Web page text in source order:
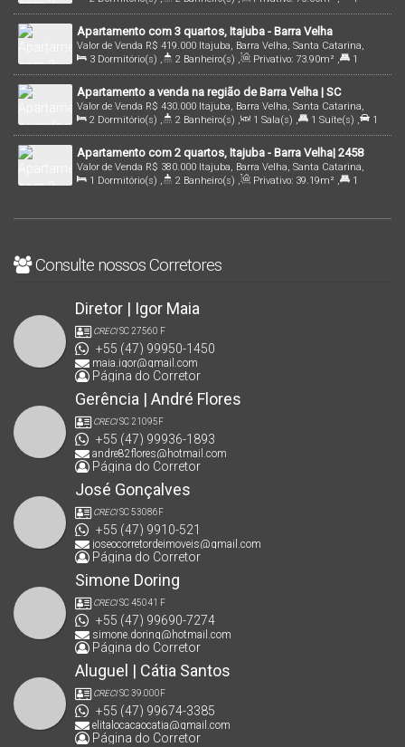
Sala(s) , 1 Suíte(s) , Total: 70.00m² , 2 Vaga(s) ,
800m
Distância do Mar , Útil: 70.00m²
Apartamento com 3 quartos, Itajuba - Barra Velha
R$ 419.000
Valor de Venda
Itajuba, Barra Velha, Santa Catarina,
Brasil
3 Dormitório(s) , 2 Banheiro(s) , Privativo: 73.90m² ,
1
Suíte(s) , Total: 90.40m² , 1 Vaga(s) , 650mDistância do Mar
Apartamento a venda na região de Barra Velha | SC
R$ 430.000
Valor de Venda
Itajuba, Barra Velha, Santa Catarina,
Brasil
2 Dormitório(s) , 2 Banheiro(s) , 1 Sala(s) , 1 Suíte(s) ,
1
Vaga(s) , 900mDistância do Mar , Útil: 68.42m²
Apartamento com 2 quartos, Itajuba - Barra Velha| 2458
R$ 380.000
Valor de Venda
Itajuba, Barra Velha, Santa Catarina,
Brasil
1 Dormitório(s) , 2 Banheiro(s) , Privativo: 39.19m² ,
1
Consulte nossos Corretores
Diretor | Igor Maia
CRECISC 27560 F
+55 (47) 99950-1450
maia.igor@gmail.com
Página do Corretor
Gerência | André Flores
CRECISC 21095F
+55 (47) 99936-1893
andre82flores@hotmail.com
Página do Corretor
José Gonçalves
CRECISC 53086F
+55 (47) 9910-521
joseocorretordeimoveis@gmail.com
Página do Corretor
Simone Doring
CRECISC 45041 F
+55 (47) 99690-7274
simone.doring@hotmail.com
Página do Corretor
Aluguel | Cátia Santos
CRECISC 39.000F
+55 (47) 99674-3385
elitalocacaocatia@gmail.com
Página do Corretor